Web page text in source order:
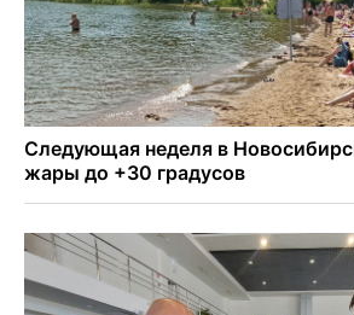
с донорским клапаном